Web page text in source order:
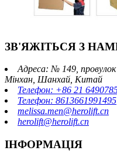
ЗВ'ЯЖІТЬСЯ З
Адреса: № 149,
Мінхан, Шанхай, Китай
Телефон: +86 21
Телефон: 8613661991495
melissa.men@herolift.cn
herolift@herolift.cn
ІНФОРМАЦІЯ